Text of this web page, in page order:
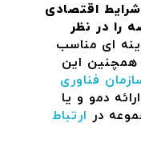
شرایط اقتصادی
را در نظر
ای مناسب
همچنین این
فناوری
دمو و یا
در ارتباط